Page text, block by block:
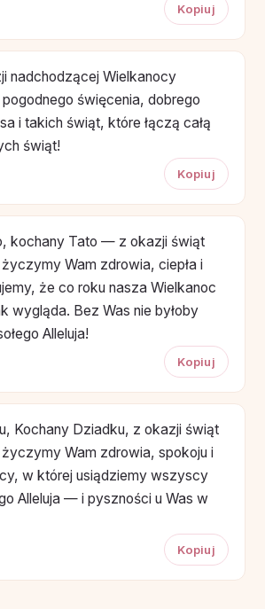
Kopiuj
nadchodzącej Wielkanocy
święcenia, dobrego
i takich świąt, które łączą całą
świąt!
Kopiuj
kochany Tato — z okazji świąt
Wam zdrowia, ciepła i
że co roku nasza Wielkanoc
wygląda. Bez Was nie byłoby
Alleluja!
Kopiuj
Kochany Dziadku, z okazji świąt
Wam zdrowia, spokoju i
w której usiądziemy wszyscy
Alleluja — i pyszności u Was w
Kopiuj